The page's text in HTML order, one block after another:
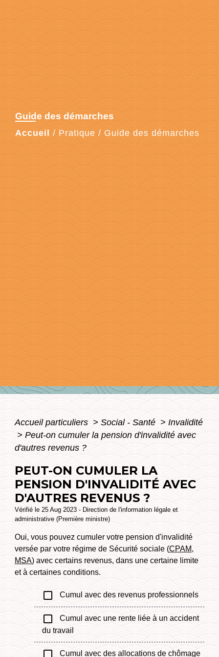
Guide des démarches
Accueil / Pratique / Guide des démarches
Accueil particuliers > Social - Santé > Invalidité
> Peut-on cumuler la pension d'invalidité avec
d'autres revenus ?
PEUT-ON CUMULER LA
PENSION D'INVALIDITÉ AVEC
D'AUTRES REVENUS ?
Vérifié le 25 Aug 2023 - Direction de l'information légale et
administrative (Première ministre)
Oui, vous pouvez cumuler votre pension d'invalidité
versée par votre régime de Sécurité sociale (CPAM,
MSA) avec certains revenus, dans une certaine limite
et à certaines conditions.
check_box_outline_blank Cumul avec des revenus professionnels
check_box_outline_blank
Cumul avec une rente liée à un accident
du travail
check_box_outline_blank Cumul avec des allocations de chômage